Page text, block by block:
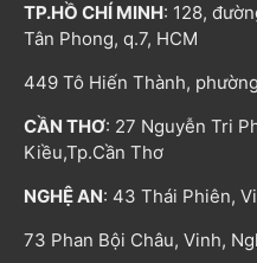
TP.HỒ CHÍ MINH: 128,
Tân Phong, q.7, HCM
449 Tô Hiến Thành,
CẦN THƠ: 27 Nguyễn Tri
Kiều,Tp.Cần Thơ
NGHỆ AN: 43 Thái Phiên,
73 Phan Bội Châu, Vinh,